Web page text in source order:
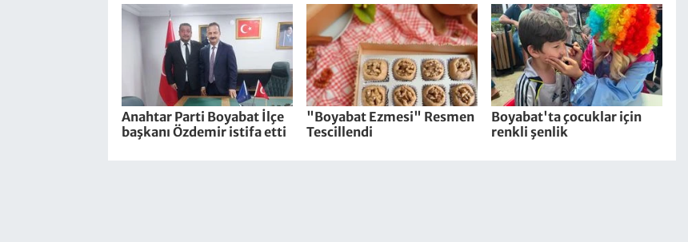
Anahtar Parti Boyabat İlçe
başkanı Özdemir istifa etti
"Boyabat Ezmesi" Resmen
Tescillendi
Boyabat'ta çocuklar için
renkli şenlik